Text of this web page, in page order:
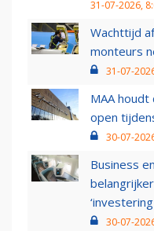
31-07-2026,
Wachttijd
monteurs
31-07-
MAA houdt
open
30-07-
Business
30-07-